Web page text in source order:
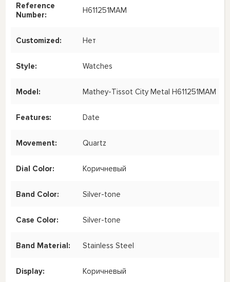
Reference
Number:
H611251MAM
Customized: Нет
Style: Watches
Model: Mathey-Tissot City Metal H611251MAM
Features: Date
Movement: Quartz
Dial Color: Коричневый
Band Color: Silver-tone
Case Color: Silver-tone
Band Material: Stainless Steel
Display: Коричневый